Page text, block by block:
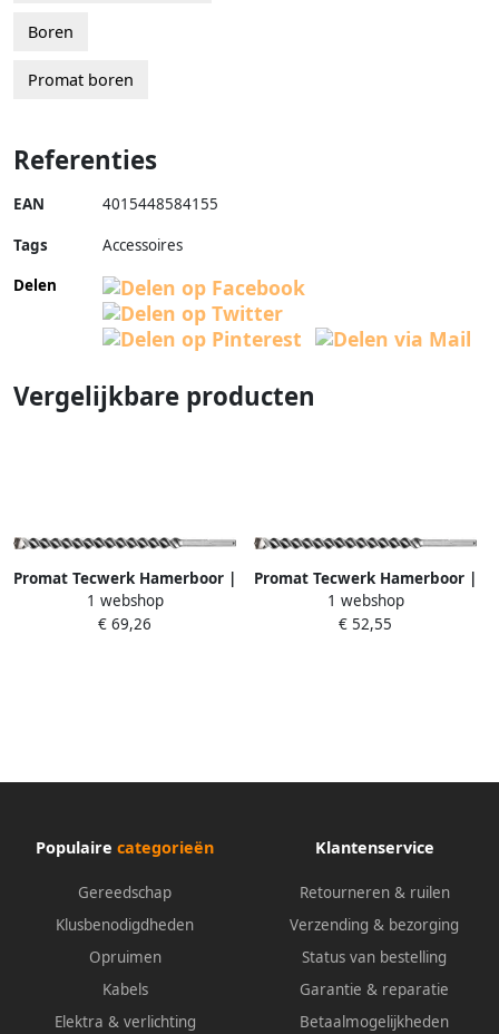
Boren
Promat boren
Referenties
EAN 4015448584155
Tags
Accessoires
Delen
Vergelijkbare producten
Promat Tecwerk Hamerboor |
SDS-Max | d. 20 0 mm werk-
L.400 mm L.520 mm | SDS-
1 webshop
€ 69,26
Promat Tecwerk Hamerboor |
SDS-Max | d. 12 0 mm werk-
L.200 mm L.340 mm | SDS-
1 webshop
€ 52,55
Populaire categorieën
Gereedschap
Klusbenodigdheden
Opruimen
Kabels
Elektra & verlichting
Klantenservice
Retourneren & ruilen
Verzending & bezorging
Status van bestelling
Garantie & reparatie
Betaalmogelijkheden